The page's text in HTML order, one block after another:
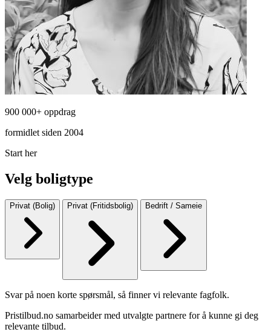
900 000+ oppdrag
formidlet siden 2004
Start her
Velg boligtype
Privat (Bolig) Privat (Fritidsbolig) Bedrift / Sameie
Svar på noen korte spørsmål, så finner vi relevante fagfolk.
Pristilbud.no samarbeider med utvalgte partnere for å kunne gi deg
relevante tilbud.